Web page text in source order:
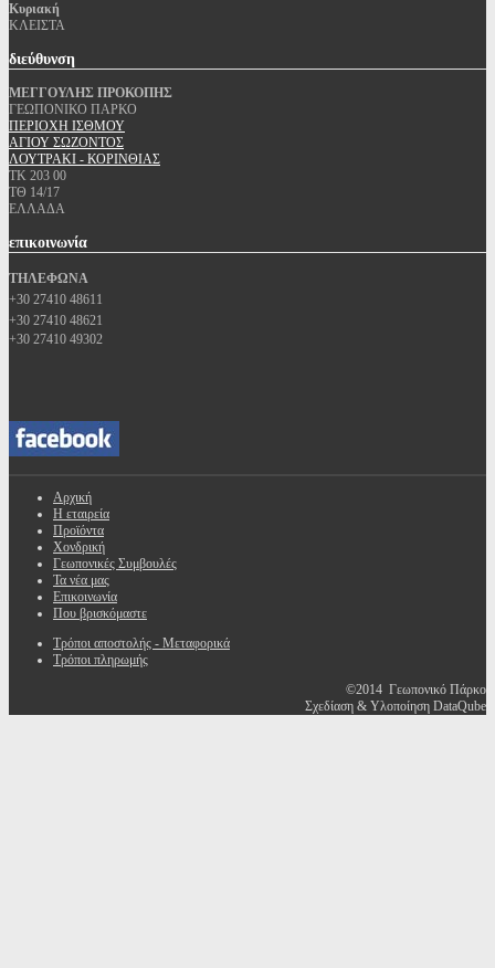
Κυριακή
ΚΛΕΙΣΤΑ
διεύθυνση
ΜΕΓΓΟΥΛΗΣ ΠΡΟΚΟΠΗΣ
ΓΕΩΠΟΝΙΚΟ ΠΑΡΚΟ
ΠΕΡΙΟΧΗ ΙΣΘΜΟΥ
ΑΓΙΟΥ ΣΩΖΟΝΤΟΣ
ΛΟΥΤΡΑΚΙ - ΚΟΡΙΝΘΙΑΣ
ΤΚ 203 00
ΤΘ 14/17
ΕΛΛΑΔΑ
επικοινωνία
ΤΗΛΕΦΩΝΑ
+30 27410 48611
+30 27410 48621
+30 27410 49302
Αρχική
Η εταιρεία
Προϊόντα
Χονδρική
Γεωπονικές Συμβουλές
Τα νέα μας
Επικοινωνία
Που βρισκόμαστε
Τρόποι αποστολής - Μεταφορικά
Τρόποι πληρωμής
©2014 Γεωπονικό Πάρκο
Σχεδίαση & Υλοποίηση DataQube